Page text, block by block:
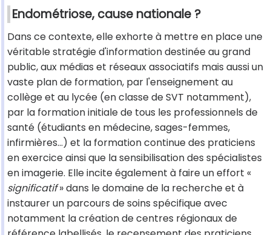
Endométriose, cause nationale ?
Dans ce contexte, elle exhorte à mettre en place une
véritable stratégie d'information destinée au grand
public, aux médias et réseaux associatifs mais aussi un
vaste plan de formation, par l'enseignement au
collège et au lycée (en classe de SVT notamment),
par la formation initiale de tous les professionnels de
santé (étudiants en médecine, sages-femmes,
infirmières…) et la formation continue des praticiens
en exercice ainsi que la sensibilisation des spécialistes
en imagerie. Elle incite également à faire un effort «
significatif» dans le domaine de la recherche et à
instaurer un parcours de soins spécifique avec
notamment la création de centres régionaux de